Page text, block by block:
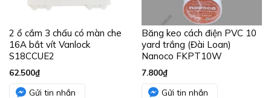
2 ổ cắm 3 chấu có màn che
16A bắt vít Vanlock
S18CCUE2
62.500₫
Gửi tin nhắn
Băng keo cách điện PVC 10
yard trắng (Đài Loan)
Nanoco FKPT10W
7.800₫
Gửi tin nhắn